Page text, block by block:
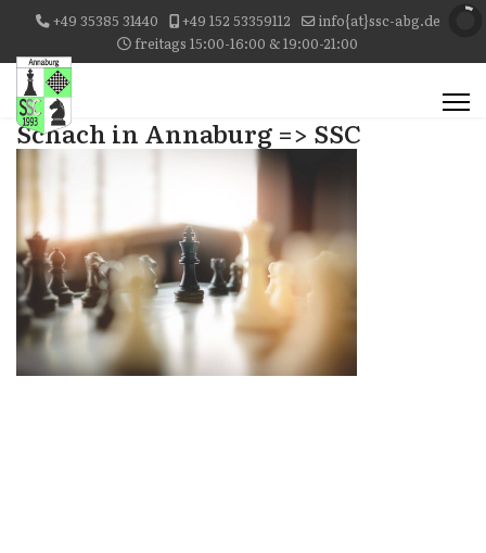
+49 35385 31440 +49 152 53359112
info{at}ssc-abg.de
freitags 15:00-16:00 & 19:00-21:00
Schach in Annaburg => SSC